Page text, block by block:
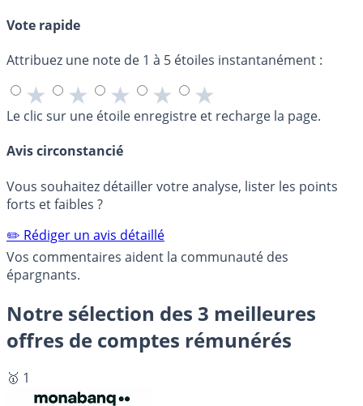
Vote rapide
Attribuez une note de 1 à 5 étoiles instantanément :
★ ★ ★ ★ ★
Le clic sur une étoile enregistre et recharge la page.
Avis circonstancié
Vous souhaitez détailler votre analyse, lister les points
forts et faibles ?
✏️ Rédiger un avis détaillé
Vos commentaires aident la communauté des
épargnants.
Notre sélection des 3 meilleures
offres de comptes rémunérés
🥇 1